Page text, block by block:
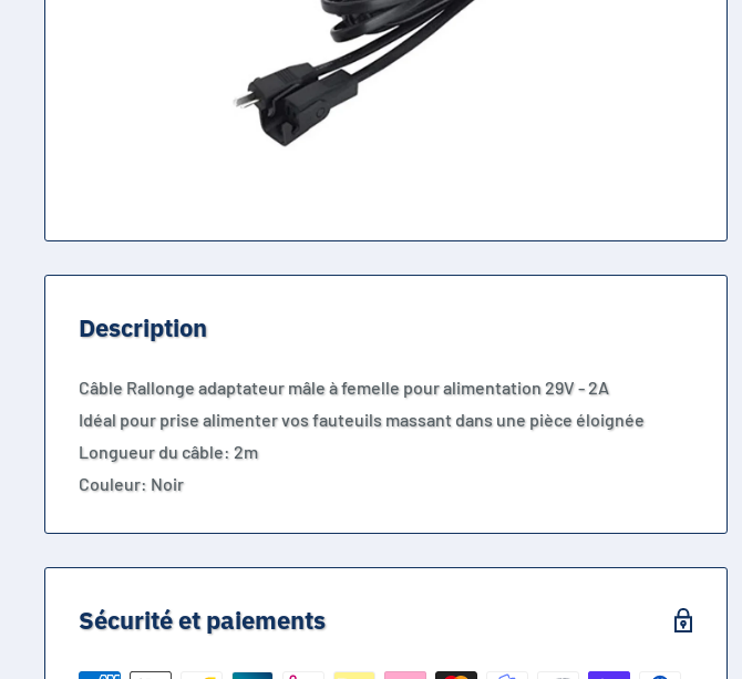
Description
Câble Rallonge adaptateur mâle à femelle pour alimentation 29V - 2A
Idéal pour prise alimenter vos fauteuils massant dans une pièce éloignée
Longueur du câble: 2m
Couleur: Noir
Sécurité et paiements